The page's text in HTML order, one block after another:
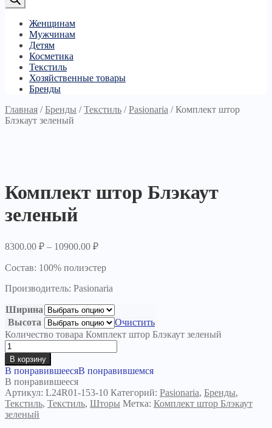
Женщинам
Мужчинам
Детям
Косметика
Текстиль
Хозяйственные товары
Бренды
Главная /Бренды /Текстиль /Pasionaria /Комплект штор
Блэкаут зеленый
Комплект штор Блэкаут
зеленый
8300.00 ₽ – 10900.00 ₽
Состав: 100% полиэстер
Производитель: Pasionaria
Ширина
Высота
Очистить
Количество товара Комплект штор Блэкаут зеленый
В корзину
В понравившеесяВ понравившемся
В понравившееся
Артикул: L24R01-153-10 Категорий: Pasionaria, Бренды,
Текстиль, Текстиль, Шторы Метка: Комплект штор Блэкаут
зеленый